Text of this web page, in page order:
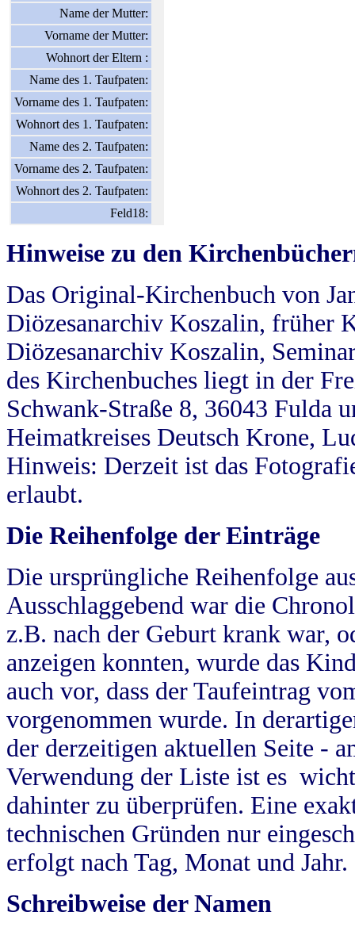
Name der Mutter:
Vorname der Mutter:
Wohnort der Eltern :
Name des 1. Taufpaten:
Vorname des 1. Taufpaten:
Wohnort des 1. Taufpaten:
Name des 2. Taufpaten:
Vorname des 2. Taufpaten:
Wohnort des 2. Taufpaten:
Feld18:
Hinweise zu den
Das Original-Kirchenbuch von
Diözesanarchiv Koszalin, früher
Diözesanarchiv Koszalin,
des Kirchenbuches liegt in der
Schwank-Straße 8, 36043 Fulda
Heimatkreises Deutsch Krone,
Hinweis: Derzeit ist das
erlaubt.
Die Reihenfolge der Einträge
Die ursprüngliche Reihenfolge
Ausschlaggebend war die
z.B. nach der Geburt krank war,
anzeigen konnten, wurde das
auch vor, dass der Taufeintrag
vorgenommen wurde. In
der derzeitigen aktuellen Seite -
Verwendung der Liste ist es
dahinter zu überprüfen. Eine
technischen Gründen nur
erfolgt nach Tag, Monat und Jahr.
Schreibweise der Namen